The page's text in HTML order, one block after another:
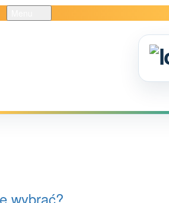
wybrać?